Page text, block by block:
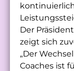
Der
zeigt sich
„Der
Coaches ist